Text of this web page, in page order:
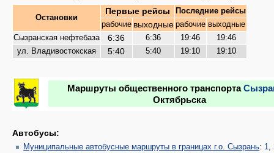
Остановки
Первые рейсы
Последние рейсы
рабочие выходные рабочие выходные
Сызранская нефтебаза
6:36 6:36 19:46
19:46
ул. Владивостокская
5:40 5:40 19:10 19:10
Маршруты общественного транспорта
Октябрьска
Автобусы:
Муниципальные автобусные маршруты в границах г.о. Сызрань: 1,